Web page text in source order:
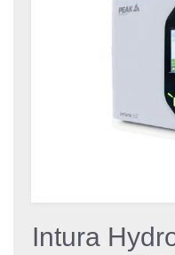
Intura